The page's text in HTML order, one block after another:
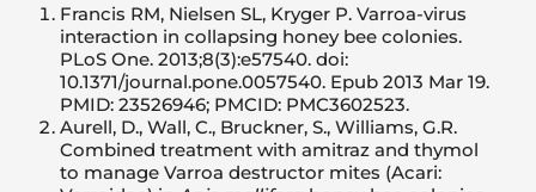
Francis RM, Nielsen SL, Kryger P. Varroa-virus
interaction in collapsing honey bee colonies.
PLoS One. 2013;8(3):e57540. doi:
10.1371/journal.pone.0057540. Epub 2013 Mar 19.
PMID: 23526946; PMCID: PMC3602523.
Aurell, D., Wall, C., Bruckner, S., Williams, G.R.
Combined treatment with amitraz and thymol
to manage Varroa destructor mites (Acari: